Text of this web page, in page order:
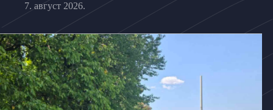
7. август 2026.